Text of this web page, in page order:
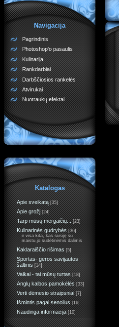
Navigacija
Pagrindinis
Photoshop'o pasaulis
Kulinarija
Rankdarbiai
Darbščiosios rankelės
Atvirukai
Nuotraukų efektai
Katalogas
Apie sveikatą [35]
Apie grožį [24]
Tarp mūsų mergaičių... [23]
Kulinarinės gudrybės [36]
ir visa kita, kas susiję su
maistu,jo sudėtinėmis dalimis
Kaklaraiščio rišimas [5]
Sportas- geros savijautos
šaltinis [14]
Vaikai - tai mūsų turtas [18]
Anglų kalbos pamokėlės [33]
Verti dėmesio straipsniai [7]
Išmintis pagal senolius [16]
Naudinga informacija [10]